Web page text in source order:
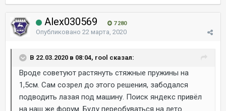
Alex030569 7 280
Опубликовано 22 марта, 2020
В 22.03.2020 в 08:04, rool сказал:
Вроде советуют растянуть стяжные пружины на
1,5см. Сам созрел до этого решения, забодался
подводить лазая под машину. Поиск яндекс привёл
на наш же форум. Буду переобуваться на лето